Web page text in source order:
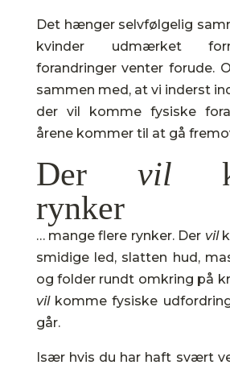
Det hænger selvfølgelig
kvinder udmærket
forandringer venter forude.
sammen med, at vi inderst
der vil komme fysiske
årene kommer til at gå
Der vil
rynker
… mange flere rynker. Der vil
smidige led, slatten hud,
og folder rundt omkring på
vilkomme fysiske
går.
Især hvis du har haft svært